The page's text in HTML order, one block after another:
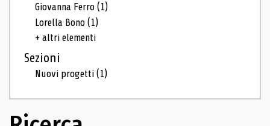
Giovanna Ferro(1)
Lorella Bono(1)
+ altri elementi
Sezioni
Nuovi progetti(1)